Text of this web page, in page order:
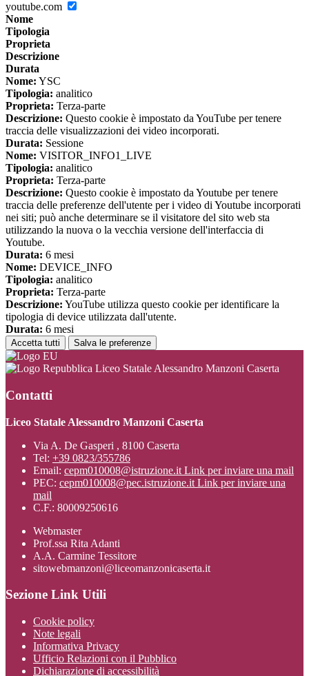
youtube.com
Nome
Tipologia
Proprieta
Descrizione
Durata
Nome: YSC
Tipologia: analitico
Proprieta: Terza-parte
Descrizione: Questo cookie è impostato da YouTube per tenere
traccia delle visualizzazioni dei video incorporati.
Durata: Sessione
Nome: VISITOR_INFO1_LIVE
Tipologia: analitico
Proprieta: Terza-parte
Descrizione: Questo cookie è impostato da Youtube per tenere
traccia delle preferenze dell'utente per i video di Youtube incorporati
nei siti; può anche determinare se il visitatore del sito web sta
utilizzando la nuova o la vecchia versione dell'interfaccia di
Youtube.
Durata: 6 mesi
Nome: DEVICE_INFO
Tipologia: analitico
Proprieta: Terza-parte
Descrizione: YouTube utilizza questo cookie per identificare la
tipologia di device utilizzata dall'utente.
Durata: 6 mesi
Accetta tutti Salva le preferenze
Liceo Statale Alessandro Manzoni Caserta
Contatti
Liceo Statale Alessandro Manzoni Caserta
Via A. De Gasperi , 8100 Caserta
Tel: +39 0823/355786
Email: cepm010008@istruzione.it Link per inviare una mail
PEC: cepm010008@pec.istruzione.it Link per inviare una
mail
C.F.: 80009250616
Webmaster
Prof.ssa Rita Adanti
A.A. Carmine Tessitore
sitowebmanzoni@liceomanzonicaserta.it
Sezione Link Utili
Cookie policy
Note legali
Informativa Privacy
Ufficio Relazioni con il Pubblico
Dichiarazione di accessibilità